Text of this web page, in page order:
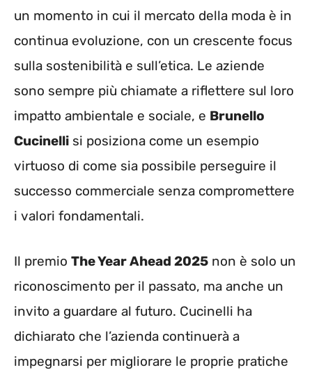
un momento in cui il mercato della moda è in
continua evoluzione, con un crescente focus
sulla sostenibilità e sull’etica. Le aziende
sono sempre più chiamate a riflettere sul loro
impatto ambientale e sociale, e Brunello
Cucinelli si posiziona come un esempio
virtuoso di come sia possibile perseguire il
successo commerciale senza compromettere
i valori fondamentali.
Il premio The Year Ahead 2025 non è solo un
riconoscimento per il passato, ma anche un
invito a guardare al futuro. Cucinelli ha
dichiarato che l’azienda continuerà a
impegnarsi per migliorare le proprie pratiche